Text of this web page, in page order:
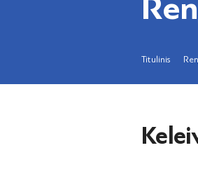
Titulinis